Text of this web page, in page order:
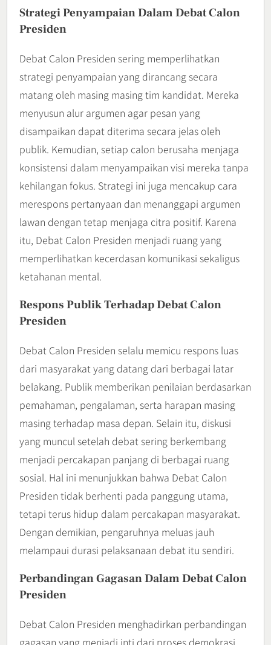
Strategi Penyampaian Dalam Debat Calon
Presiden
Debat Calon Presiden sering memperlihatkan
strategi penyampaian yang dirancang secara
matang oleh masing masing tim kandidat. Mereka
menyusun alur argumen agar pesan yang
disampaikan dapat diterima secara jelas oleh
publik. Kemudian, setiap calon berusaha menjaga
konsistensi dalam menyampaikan visi mereka tanpa
kehilangan fokus. Strategi ini juga mencakup cara
merespons pertanyaan dan menanggapi argumen
lawan dengan tetap menjaga citra positif. Karena
itu, Debat Calon Presiden menjadi ruang yang
memperlihatkan kecerdasan komunikasi sekaligus
ketahanan mental.
Respons Publik Terhadap Debat Calon
Presiden
Debat Calon Presiden selalu memicu respons luas
dari masyarakat yang datang dari berbagai latar
belakang. Publik memberikan penilaian berdasarkan
pemahaman, pengalaman, serta harapan masing
masing terhadap masa depan. Selain itu, diskusi
yang muncul setelah debat sering berkembang
menjadi percakapan panjang di berbagai ruang
sosial. Hal ini menunjukkan bahwa Debat Calon
Presiden tidak berhenti pada panggung utama,
tetapi terus hidup dalam percakapan masyarakat.
Dengan demikian, pengaruhnya meluas jauh
melampaui durasi pelaksanaan debat itu sendiri.
Perbandingan Gagasan Dalam Debat Calon
Presiden
Debat Calon Presiden menghadirkan perbandingan